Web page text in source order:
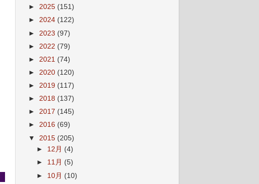
► 2025 (151)
► 2024 (122)
► 2023 (97)
► 2022 (79)
► 2021 (74)
► 2020 (120)
► 2019 (117)
► 2018 (137)
► 2017 (145)
► 2016 (69)
▼ 2015 (205)
► 12月 (4)
► 11月 (5)
► 10月 (10)